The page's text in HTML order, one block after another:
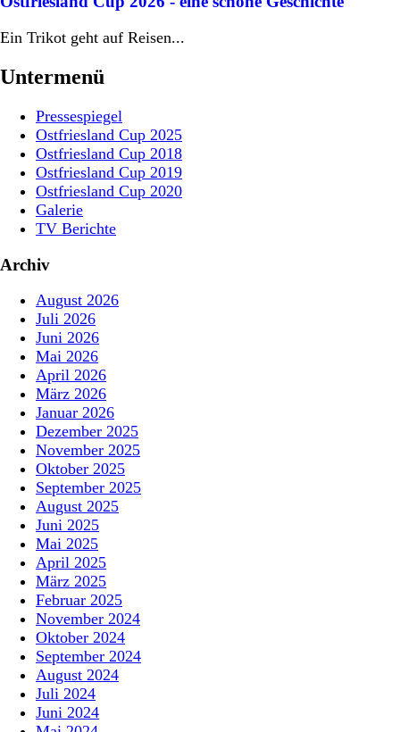
Ein Trikot geht auf Reisen...
Untermenü
Pressespiegel
Ostfriesland Cup 2025
Ostfriesland Cup 2018
Ostfriesland Cup 2019
Ostfriesland Cup 2020
Galerie
TV Berichte
Archiv
August 2026
Juli 2026
Juni 2026
Mai 2026
April 2026
März 2026
Januar 2026
Dezember 2025
November 2025
Oktober 2025
September 2025
August 2025
Juni 2025
Mai 2025
April 2025
März 2025
Februar 2025
November 2024
Oktober 2024
September 2024
August 2024
Juli 2024
Juni 2024